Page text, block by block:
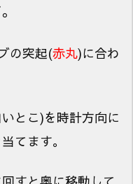
の突起(赤丸)に合わ
とこ)を時計方向に
てます。